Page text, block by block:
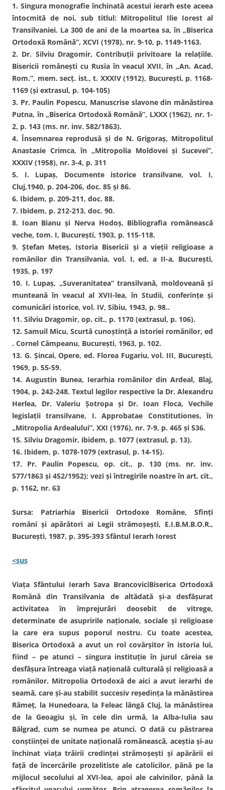
1. Singura monografie închinată acestui ierarh este aceea
întocmită de noi, sub titlul: Mitropolitul Ilie Iorest al
Transilvaniei. La 300 de ani de la moartea sa, în „Biserica
Ortodoxă Română”, XCVI (1978), nr. 9-10, p. 1149-1163.
2. Dr. Silviu Dragomir, Contribuţii privitoare la relaţiile.
Bisericii româneşti cu Rusia în veacul XVII, în „An. Acad.
Rom.”, mem. secţ. ist., t. XXXIV (1912), Bucureşti, p. 1168-
1169 (şi extrasul, p. 104-105)
3. Pr. Paulin Popescu, Manuscrise slavone din mănăstirea
Putna, în „Biserica Ortodoxă Română”, LXXX (1962), nr. 1-
2, p. 143 (ms. nr. inv. 582/1863).
4. Însemnarea reprodusă şi de N. Grigoraş, Mitropolitul
Anastasie Crimca, în „Mitropolia Moldovei şi Sucevei”,
XXXIV (1958), nr. 3-4, p. 311
5. I. Lupaş, Documente istorice transilvane, vol. I,
Cluj,1940, p. 204-206, doc. 85 şi 86.
6. Ibidem, p. 209-211, doc. 88.
7. Ibidem, p. 212-213, doc. 90.
8. Ioan Bianu şi Nerva Hodoş, Bibliografia românească
veche, tom. I, Bucureşti, 1903, p. 115-118.
9. Ştefan Meteş, Istoria Bisericii şi a vieţii religioase a
românilor din Transilvania, vol. I, ed. a II-a, Bucureşti,
1935, p. 197
10. I. Lupaş, „Suveranitatea” transilvană, moldoveană şi
munteană în veacul al XVII-lea, în Studii, conferinţe şi
comunicări istorice, vol. IV, Sibiu, 1943, p. 98..
11. Silviu Dragomir, op. cit., p. 1170 (extrasul, p. 106).
12. Samuil Micu, Scurtă cunoştinţă a istoriei românilor, ed
. Cornel Câmpeanu, Bucureşti, 1963, p. 102.
13. G. Şincai, Opere, ed. Florea Fugariu, vol. III, Bucureşti,
1969, p. 55-59.
14. Augustin Bunea, Ierarhia românilor din Ardeal, Blaj,
1904, p. 242-248. Textul legilor respective la Dr. Alexandru
Herlea, Dr. Valeriu Şotropa şi Dr. Ioan Floca, Vechile
legislaţii transilvane, I. Approbatae Constitutiones, în
„Mitropolia Ardealului”, XXI (1976), nr. 7-9, p. 465 şi 536.
15. Silviu Dragomir, ibidem, p. 1077 (extrasul, p. 13).
16. Ibidem, p. 1078-1079 (extrasul, p. 14-15).
17. Pr. Paulin Popescu, op. cit., p. 130 (ms. nr. inv.
577/1863 şi 452/1952); vezi şi întregirile noastre în art. cit.,
p. 1162, nr. 63
Sursa: Patriarhia Bisericii Ortodoxe Române, Sfinţi
români şi apărători ai Legii strămoşeşti, E.I.B.M.B.O.R.,
Bucureşti, 1987, p. 395-393 Sfântul Ierarh Iorest
<sus
Viaţa Sfântului Ierarh Sava BrancoviciBiserica Ortodoxă
Română din Transilvania de altădată şi-a desfăşurat
activitatea în împrejurări deosebit de vitrege,
determinate de asupririle naţionale, sociale şi religioase
la care era supus poporul nostru. Cu toate acestea,
Biserica Ortodoxă a avut un rol covârşitor în istoria lui,
fiind – pe atunci – singura instituţie în jurul căreia se
desfăşura întreaga viaţă naţională culturală şi religioasă a
românilor. Mitropolia Ortodoxă de aici a avut ierarhi de
seamă, care şi-au stabilit succesiv reşedinţa la mănăstirea
Râmeţ, la Hunedoara, la Feleac lângă Cluj, la mănăstirea
de la Geoagiu şi, în cele din urmă, la Alba-Iulia sau
Bălgrad, cum se numea pe atunci. O dată cu păstrarea
conştiinţei de unitate naţională românească, aceştia şi-au
închinat viaţa trăirii credinţei strămoşeşti şi apărării ei
faţă de încercările prozelitiste ale catolicilor, până pe la
mijlocul secolului al XVI-lea, apoi ale calvinilor, până la